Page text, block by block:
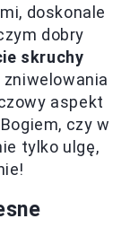
doskonale
dobry
skruchy
aspekt
czy w
tylko ulgę,